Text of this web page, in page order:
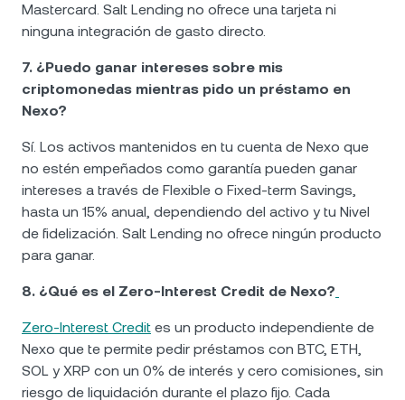
Mastercard. Salt Lending no ofrece una tarjeta ni
ninguna integración de gasto directo.
7. ¿Puedo ganar intereses sobre mis
criptomonedas mientras pido un préstamo en
Nexo?
Sí. Los activos mantenidos en tu cuenta de Nexo que
no estén empeñados como garantía pueden ganar
intereses a través de Flexible o Fixed-term Savings,
hasta un 15% anual, dependiendo del activo y tu Nivel
de fidelización. Salt Lending no ofrece ningún producto
para ganar.
8. ¿Qué es el Zero-Interest Credit de Nexo?
Zero-Interest Credit es un producto independiente de
Nexo que te permite pedir préstamos con BTC, ETH,
SOL y XRP con un 0% de interés y cero comisiones, sin
riesgo de liquidación durante el plazo fijo. Cada